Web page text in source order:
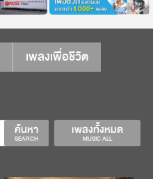
เพลงเพื่อชีวิต
เพลงทั้งหมด
MUSIC ALL
ค้นหา
SEARCH